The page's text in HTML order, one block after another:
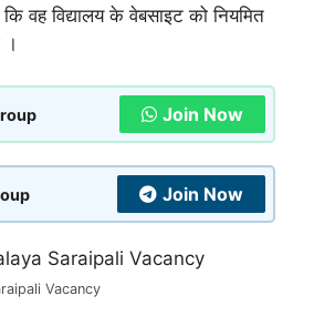
कि वह विद्यालय के वेबसाइट को नियमित
Join Now
Join Now
Vacancy